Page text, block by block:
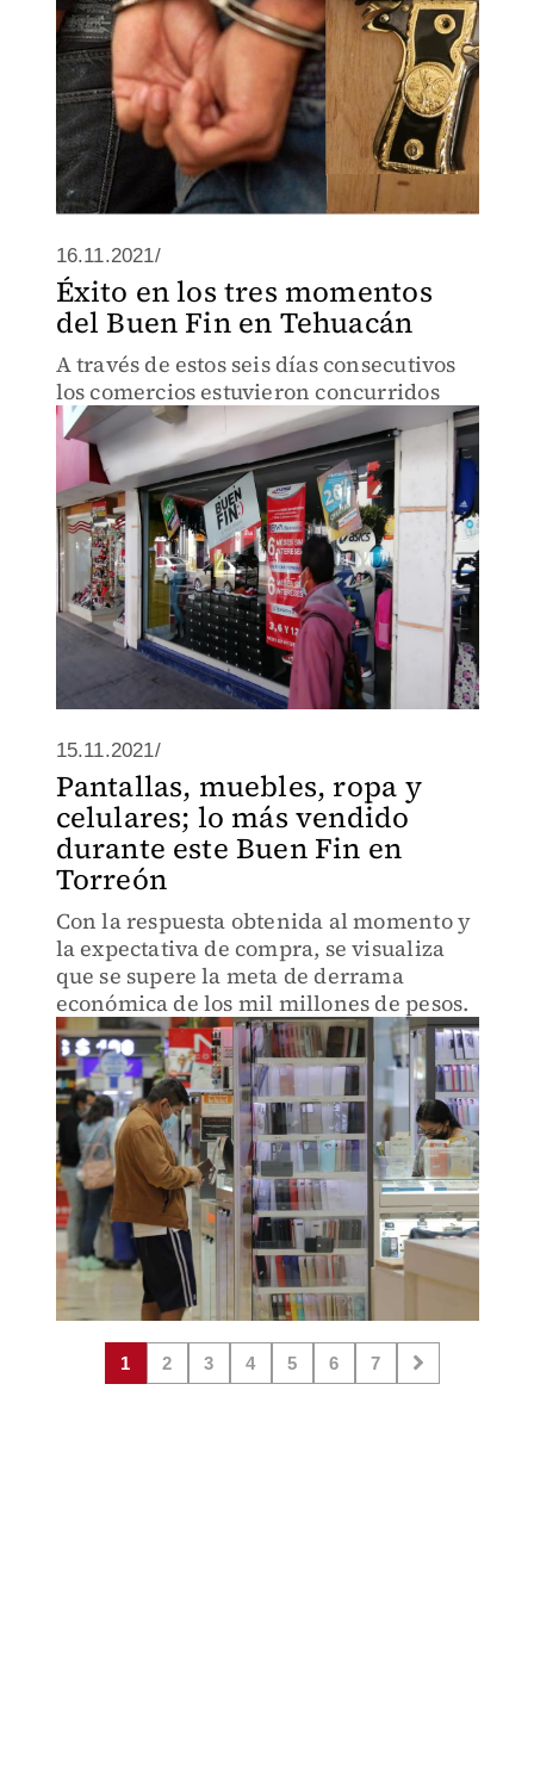
16.11.2021/
Éxito en los tres momentos
del Buen Fin en Tehuacán
A través de estos seis días consecutivos
los comercios estuvieron concurridos
15.11.2021/
Pantallas, muebles, ropa y
celulares; lo más vendido
durante este Buen Fin en
Torreón
Con la respuesta obtenida al momento y
la expectativa de compra, se visualiza
que se supere la meta de derrama
económica de los mil millones de pesos.
1 2 3 4 5 6 7